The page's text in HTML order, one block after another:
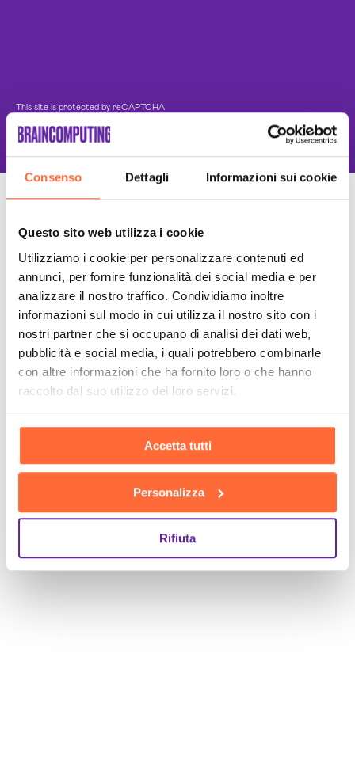
Consenso Dettagli Informazioni sui cookie
Questo sito web utilizza i cookie
Utilizziamo i cookie per personalizzare contenuti ed
annunci, per fornire funzionalità dei social media e per
analizzare il nostro traffico. Condividiamo inoltre
informazioni sul modo in cui utilizza il nostro sito con i
nostri partner che si occupano di analisi dei dati web,
pubblicità e social media, i quali potrebbero combinarle
con altre informazioni che ha fornito loro o che hanno
raccolto dal suo utilizzo dei loro servizi.
Accetta tutti
Personalizza
Rifiuta
This site is protected by reCAPTCHA
Sempre a tuo supporto